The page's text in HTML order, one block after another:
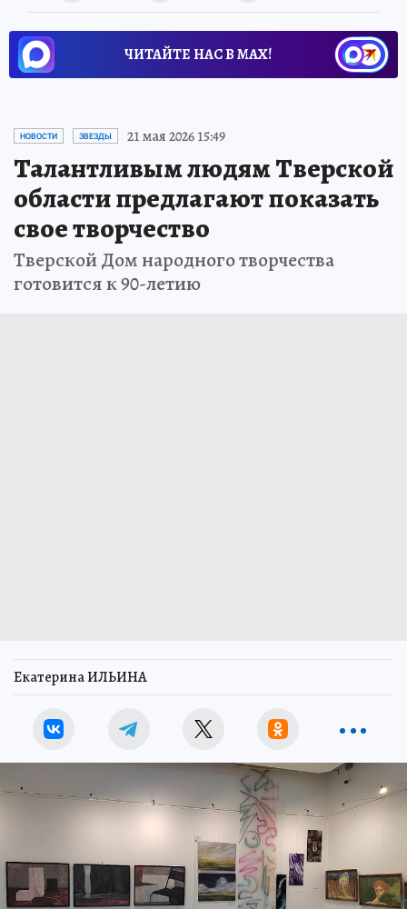
ЧИТАЙТЕ НАС В МАХ!
НОВОСТИ ЗВЕЗДЫ 21 мая 2026 15:49
Талантливым людям Тверской
области предлагают показать
свое творчество
Тверской Дом народного творчества
готовится к 90-летию
Екатерина ИЛЬИНА